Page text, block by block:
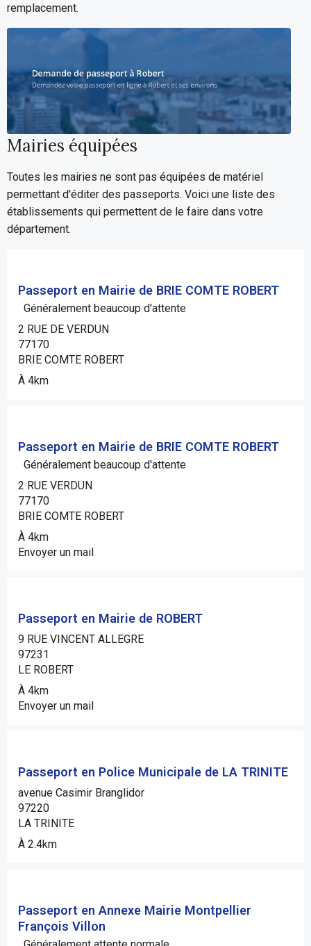
remplacement.
Mairies équipées
Toutes les mairies ne sont pas équipées de matériel
permettant d'éditer des passeports. Voici une liste des
établissements qui permettent de le faire dans votre
département.
Passeport en Mairie de BRIE COMTE ROBERT
Généralement beaucoup d'attente
2 RUE DE VERDUN
77170
BRIE COMTE ROBERT
À 4km
Passeport en Mairie de BRIE COMTE ROBERT
Généralement beaucoup d'attente
2 RUE VERDUN
77170
BRIE COMTE ROBERT
À 4km
Envoyer un mail
Passeport en Mairie de ROBERT
9 RUE VINCENT ALLEGRE
97231
LE ROBERT
À 4km
Envoyer un mail
Passeport en Police Municipale de LA TRINITE
avenue Casimir Branglidor
97220
LA TRINITE
À 2.4km
Passeport en Annexe Mairie Montpellier
François Villon